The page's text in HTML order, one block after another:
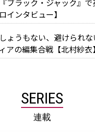
ブラック・ジャック』で
インタビュー】
ょうもない、避けられ
アの編集合戦【北村紗衣】
SERIES
連載